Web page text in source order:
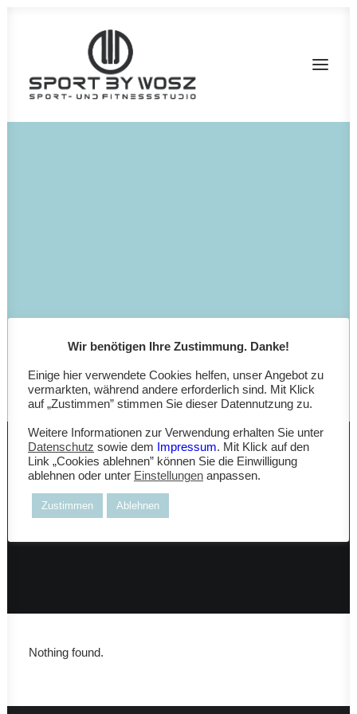
Nothing found.
Wir benötigen Ihre Zustimmung. Danke!
Einige hier verwendete Cookies helfen, unser Angebot zu
vermarkten, während andere erforderlich sind. Mit Klick
auf „Zustimmen” stimmen Sie dieser Datennutzung zu.
Weitere Informationen zur Verwendung erhalten Sie unter
Datenschutz sowie dem Impressum. Mit Klick auf den
Link „Cookies ablehnen” können Sie die Einwilligung
ablehnen oder unter Einstellungen anpassen.
Zustimmen Ablehnen